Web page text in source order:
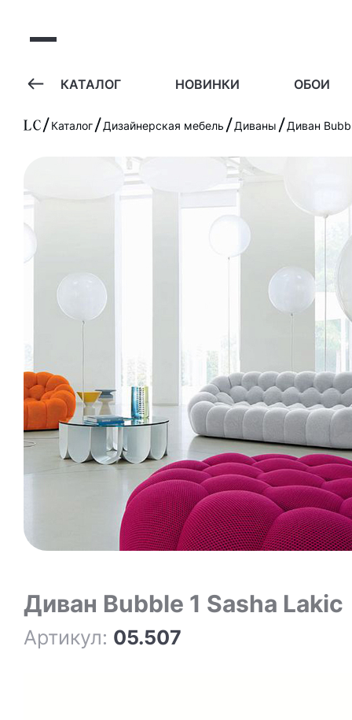
КАТАЛОГ НОВИНКИ ОБОИ
Каталог Дизайнерская мебель Диваны Диван
Диван Bubble 1 Sasha Lakic
Артикул: 05.507